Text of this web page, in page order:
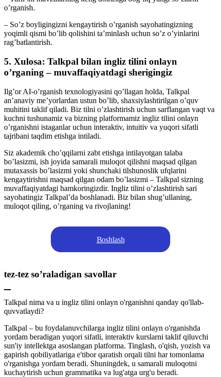
o’rganish.
– So’z boyligingizni kengaytirish o’rganish sayohatingizning
yoqimli qismi bo’lib qolishini ta’minlash uchun so’z o’yinlarini
rag’batlantirish.
5. Xulosa: Talkpal bilan ingliz tilini onlayn
o’rganing – muvaffaqiyatdagi sherigingiz
Ilg’or AI-o’rganish texnologiyasini qo’llagan holda, Talkpal
an’anaviy me’yorlardan ustun bo’lib, shaxsiylashtirilgan o’quv
muhitini taklif qiladi. Biz tilni o’zlashtirish uchun sarflangan vaqt va
kuchni tushunamiz va bizning platformamiz ingliz tilini onlayn
o’rganishni istaganlar uchun interaktiv, intuitiv va yuqori sifatli
tajribani taqdim etishga intiladi.
Siz akademik cho’qqilarni zabt etishga intilayotgan talaba
bo’lasizmi, ish joyida samarali muloqot qilishni maqsad qilgan
mutaxassis bo’lasizmi yoki shunchaki tilshunoslik ufqlarini
kengaytirishni maqsad qilgan odam bo’lasizmi – Talkpal sizning
muvaffaqiyatdagi hamkoringizdir. Ingliz tilini o’zlashtirish sari
sayohatingiz Talkpal’da boshlanadi. Biz bilan shug’ullaning,
muloqot qiling, o’rganing va rivojlaning!
Boshlash
tez-tez so’raladigan savollar
Talkpal nima va u ingliz tilini onlayn o'rganishni qanday qo'llab-
quvvatlaydi?
Talkpal – bu foydalanuvchilarga ingliz tilini onlayn o'rganishda
yordam beradigan yuqori sifatli, interaktiv kurslarni taklif qiluvchi
sun'iy intellektga asoslangan platforma. Tinglash, o'qish, yozish va
gapirish qobiliyatlariga e'tibor qaratish orqali tilni har tomonlama
o'rganishga yordam beradi. Shuningdek, u samarali muloqotni
kuchaytirish uchun grammatika va lug'atga urg'u beradi.